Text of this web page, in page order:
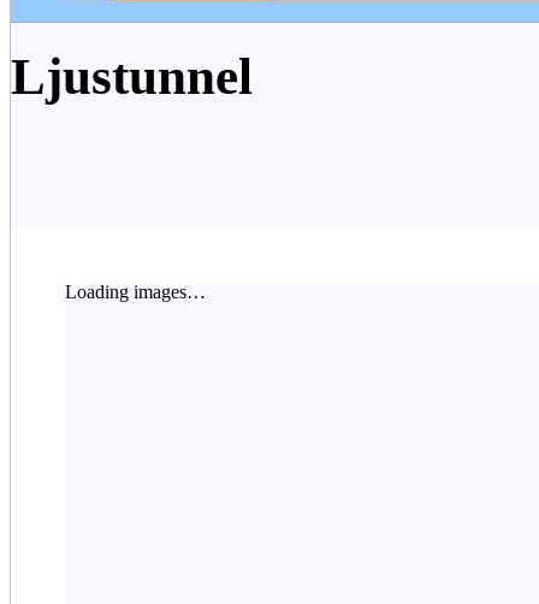
Ljustunnel
Loading images…